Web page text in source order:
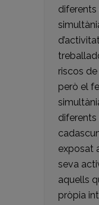
riscos
però el
diferents
exposat
seva
aquells
pròpia